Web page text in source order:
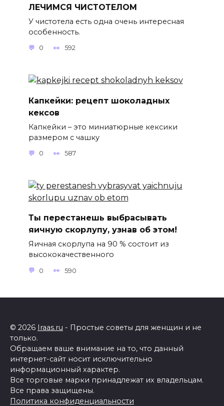
ЛЕЧИМСЯ ЧИСТОТЕЛОМ
У чистотела есть одна очень интересная
особенность.
0 592
Капкейки: рецепт шоколадных
кексов
Капкейки – это миниатюрные кексики
размером с чашку
0 587
Ты перестанешь выбрасывать
яичную скорлупу, узнав об этом!
Яичная скорлупа на 90 % состоит из
высококачественного
0 590
© 2026 Iraas.ru - Простые советы для женщин и не
только.
Обращаем ваше внимание на то, что данный
интернет-сайт носит исключительно
информационный характер.
Все торговые марки принадлежат их владельцам.
Все права защищены.
Политика конфиденциальности